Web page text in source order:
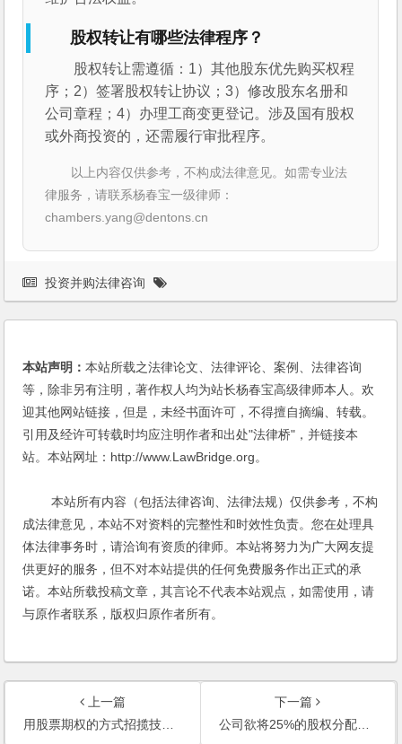
股权转让有哪些法律程序？
股权转让需遵循：1）其他股东优先购买权程
序；2）签署股权转让协议；3）修改股东名册和
公司章程；4）办理工商变更登记。涉及国有股权
或外商投资的，还需履行审批程序。
以上内容仅供参考，不构成法律意见。如需专业法
律服务，请联系杨春宝一级律师：
chambers.yang@dentons.cn
投资并购法律咨询
本站声明：本站所载之法律论文、法律评论、案例、法律咨询
等，除非另有注明，著作权人均为站长杨春宝高级律师本人。欢
迎其他网站链接，但是，未经书面许可，不得擅自摘编、转载。
引用及经许可转载时均应注明作者和出处"法律桥"，并链接本
站。本站网址：http://www.LawBridge.org。
本站所有内容（包括法律咨询、法律法规）仅供参考，不构
成法律意见，本站不对资料的完整性和时效性负责。您在处理具
体法律事务时，请洽询有资质的律师。本站将努力为广大网友提
供更好的服务，但不对本站提供的任何免费服务作出正式的承
诺。本站所载投稿文章，其言论不代表本站观点，如需使用，请
与原作者联系，版权归原作者所有。
上一篇
用股票期权的方式招揽技术人员合法吗？如何操作？
下一篇
公司欲将25%的股权分配给高层管理人员，如何拟定法律文书？公司董事会怎样产生？